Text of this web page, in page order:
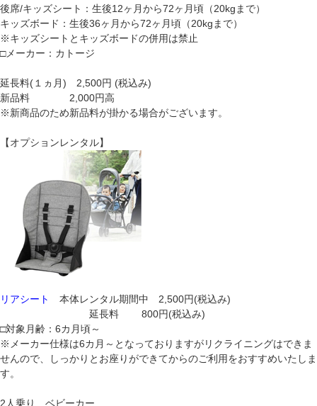
後席/キッズシート：生後12ヶ月から72ヶ月頃（20kgまで）
キッズボード：生後36ヶ月から72ヶ月頃（20kgまで）
※キッズシートとキッズボードの併用は禁止
□メーカー：カトージ
延長料(１ヵ月) 2,500円 (税込み)
新品料 2,000円高
※新商品のため新品料が掛かる場合がございます。
【オプションレンタル】
リアシート
本体レンタル期間中 2,500円(税込み)
延長料 800円(税込み)
□対象月齢：6カ月頃～
※メーカー仕様は6カ月～となっておりますがリクライニングはできま
せんので、しっかりとお座りができてからのご利用をおすすめいたしま
す。
2人乗り ベビーカー